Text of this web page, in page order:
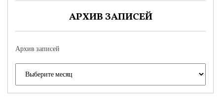
АРХИВ ЗАПИСЕЙ
Архив записей